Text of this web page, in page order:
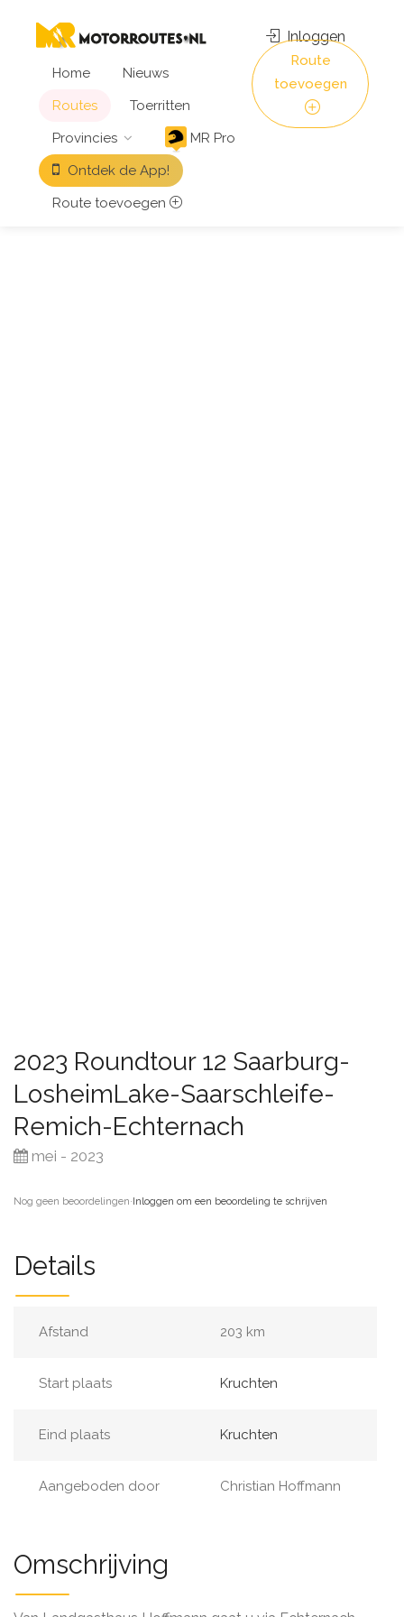
Home
Nieuws
Routes
Toerritten
Provincies
MR Pro
Ontdek de App!
Route toevoegen
Inloggen
Route
toevoegen
2023 Roundtour 12 Saarburg-
LosheimLake-Saarschleife-
Remich-Echternach
mei - 2023
Nog geen beoordelingen·Inloggen om een beoordeling te schrijven
Details
Afstand 203 km
Start plaats Kruchten
Eind plaats Kruchten
Aangeboden door Christian Hoffmann
Omschrijving